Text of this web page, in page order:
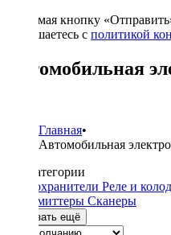
Нажимая кнопку
соглашаетесь с политикой
Автомобильная
Главная•
Автомобильная
Подкатегории
Предохранители Реле и
трансмиттеры Сканеры
Показать ещё